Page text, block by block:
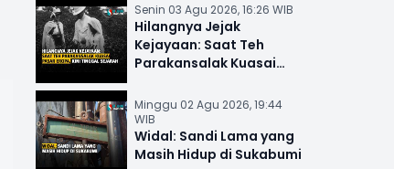
Senin 03 Agu 2026, 16:26 WIB
Hilangnya Jejak
Kejayaan: Saat Teh
Parakansalak Kuasai
Sejarah
Minggu 02 Agu 2026, 19:44
WIB
Widal: Sandi Lama yang
Masih Hidup di Sukabumi